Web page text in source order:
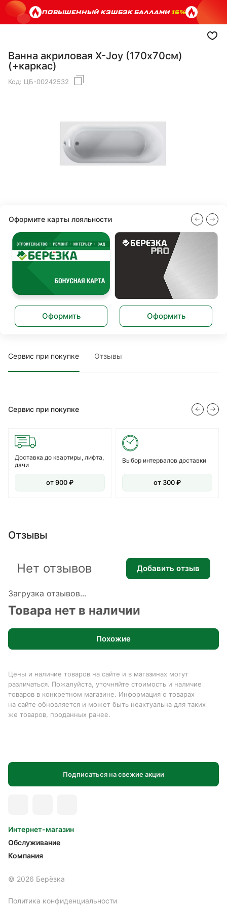
ПОВЫШЕННЫЙ КЭШБЭК БАЛЛАМИ15%
Ванна акриловая X-Joy (170х70см)
(+каркас)
Код: ЦБ-00242532
Оформите карты лояльности
Оформить Оформить
Сервис при покупке Отзывы
Сервис при покупке
Доставка до квартиры, лифта,
дачи
от 900 ₽
Выбор интервалов доставки
от 300 ₽
Отзывы
Загрузка отзывов...
Нет отзывов Добавить отзыв
Товара нет в наличии
Похожие
Цены и наличие товаров на сайте и в магазинах могут
различаться. Пожалуйста, уточняйте стоимость и наличие
товаров в конкретном магазине. Информация о товарах
на сайте обновляется и может быть неактуальна для таких
же товаров, проданных ранее.
Подписаться на свежие акции
Интернет-магазин
Обслуживание
Компания
© 2026 Берёзка
Политика конфиденциальности